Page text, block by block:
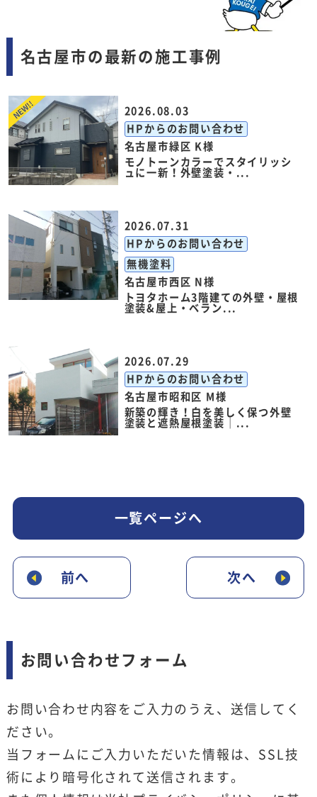
名古屋市の最新の施工事例
2026.08.03
HPからのお問い合わせ
名古屋市緑区 K様
モノトーンカラーでスタイリッシ
ュに一新！外壁塗装・...
2026.07.31
HPからのお問い合わせ
無機塗料
名古屋市西区 N様
トヨタホーム3階建ての外壁・屋根
塗装&屋上・ベラン...
2026.07.29
HPからのお問い合わせ
名古屋市昭和区 M様
新築の輝き！白を美しく保つ外壁
塗装と遮熱屋根塗装｜...
前へ
一覧ページへ
次へ
お問い合わせフォーム
お問い合わせ内容をご入力のうえ、送信してく
ださい。
当フォームにご入力いただいた情報は、SSL技
術により暗号化されて送信されます。